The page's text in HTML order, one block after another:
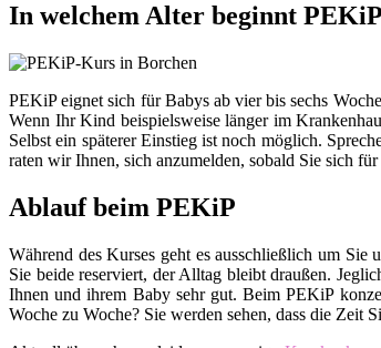
In welchem Alter beginnt
PEKiP eignet sich für Babys ab vier bis sechs
Wenn Ihr Kind beispielsweise länger im
Selbst ein späterer Einstieg ist noch möglich.
raten wir Ihnen, sich anzumelden, sobald Sie sich
Ablauf beim PEKiP
Während des Kurses geht es ausschließlich um
Sie beide reserviert, der Alltag bleibt draußen.
Ihnen und ihrem Baby sehr gut. Beim PEKiP
Woche zu Woche? Sie werden sehen, dass die